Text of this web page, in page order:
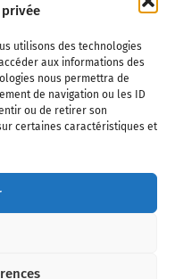
utilisons des technologies
aux informations des
nous permettra de
de navigation ou les ID
ou de retirer son
certaines caractéristiques et
Partenaires
confidentialité Cookies
l'aviation d'affaires, les
spatiale. Toute reproduction,
du Journal de l’Aviation.